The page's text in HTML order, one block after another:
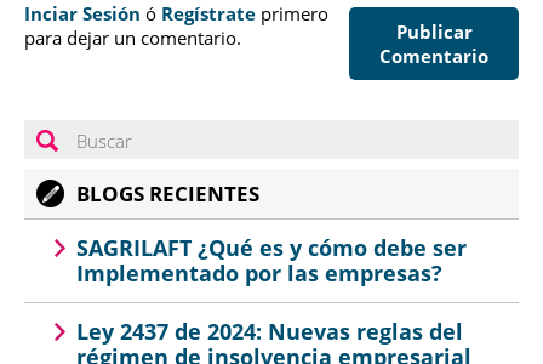
Publicar
Comentario
Inciar Sesión ó Regístrate primero
para dejar un comentario.
BLOGS RECIENTES
SAGRILAFT ¿Qué es y cómo debe ser
Implementado por las empresas?
Ley 2437 de 2024: Nuevas reglas del
régimen de insolvencia empresarial